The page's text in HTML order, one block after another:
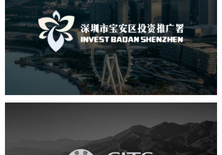
深圳市宝安区投资推广署
机构组织 国企 品牌官网 网站建设 网站设计
中国国旅